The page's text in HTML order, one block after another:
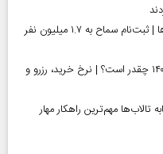
آغاز رسمی برنامه‌های اربعین ۱۴۰۵ در مرز‌ها | ثبت‌نام سماح به ۱.۷ میلیون نفر
قیمت قبر در بهشت زهرا (س) در سال ۱۴۰۵ چقدر است؟ | نرخ خرید، رزرو و
تالاب‌ها مهم‌ترین راهکار مهار